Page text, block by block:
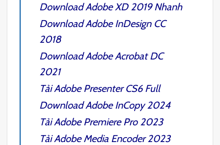
DownloadAdobe XD 2019Nhanh
DownloadAdobe InDesign CC
2018
DownloadAdobe Acrobat DC
2021
TảiAdobe Presenter CS6Full
DownloadAdobe InCopy 2024
TảiAdobe Premiere Pro 2023
TảiAdobe Media Encoder 2023